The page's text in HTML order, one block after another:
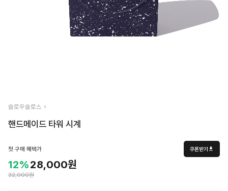
슬로우슬로스
핸드메이드 타워 시계
첫 구매 혜택가 쿠폰받기
12%28,000원
32,000원